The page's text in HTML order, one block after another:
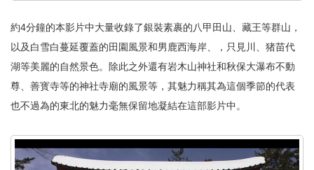
約4分鐘的本影片中大量收錄了銀裝素裹的八甲田山、藏王等群山，
以及白雪白蔓延覆蓋的田園風景和男鹿西海岸、，只見川、猪苗代
湖等美麗的自然景色。除此之外還有岩木山神社和秋保大瀑布不動
尊、善寳寺等的神社寺廟的風景等，其魅力稱其為這個季節的代表
也不過為的東北的魅力毫無保留地凝結在這部影片中。